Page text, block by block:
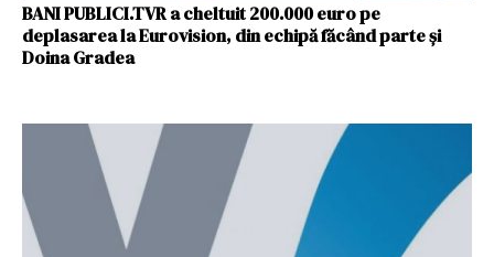
BANI PUBLICI.TVR a cheltuit 200.000 euro pe
deplasarea la Eurovision, din echipă făcând parte și
Doina Gradea